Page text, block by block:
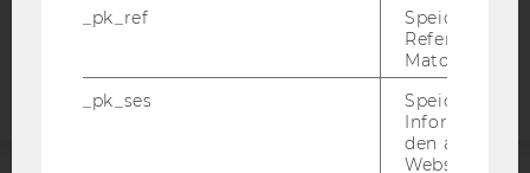
Barrierefreiheitserklärung
_pk_ref
Speicherung
Referrers
Matomo.
_pk_ses
Speicherung
den aktuellen